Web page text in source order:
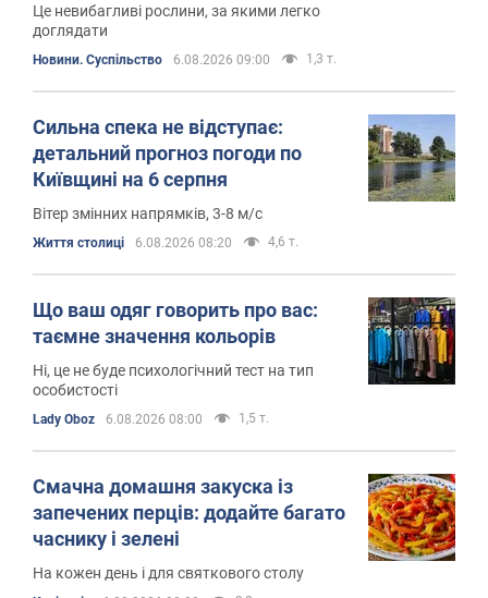
Це невибагливі рослини, за якими легко
доглядати
Новини. Суспільство 6.08.2026 09:00 1,3 т.
Сильна спека не відступає:
детальний прогноз погоди по
Київщині на 6 серпня
Вітер змінних напрямків, 3-8 м/с
Життя столиці 6.08.2026 08:20 4,6 т.
Що ваш одяг говорить про вас:
таємне значення кольорів
Ні, це не буде психологічний тест на тип
особистості
Lady Oboz 6.08.2026 08:00 1,5 т.
Смачна домашня закуска із
запечених перців: додайте багато
часнику і зелені
На кожен день і для святкового столу